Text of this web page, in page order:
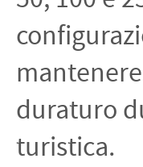
duraturo
turistica.